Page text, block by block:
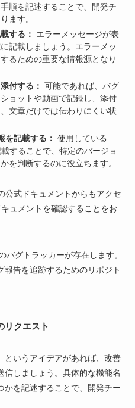
順を記述することで、開発チ
ます。
する：
エラーメッセージが表
記載しましょう。エラーメッ
るための重要な情報源となり
付する： 可能であれば、バグ
ョットや動画で記録し、添付
文章だけでは伝わりにくい状
記載する： 使用している
することで、特定のバージョ
を判断するのに役立ちます。
公式ドキュメントからもアクセ
ュメントを確認することをお
バグトラッカーが存在します。
報告を追跡するためのリポジト
リクエスト
というアイデアがあれば、改善
しましょう。具体的な機能名
かを記述することで、開発チー